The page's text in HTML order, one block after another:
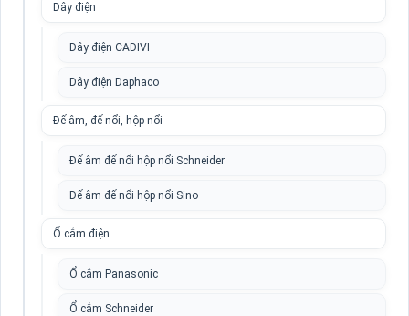
Dây điện
Dây điện CADIVI
Dây điện Daphaco
Đế âm, đế nổi, hộp nổi
Đế âm đế nổi hộp nổi Schneider
Đế âm đế nổi hộp nổi Sino
Ổ cắm điện
Ổ cắm Panasonic
Ổ cắm Schneider